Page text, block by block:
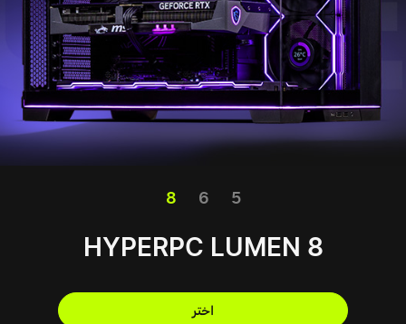
5
6
8
HYPERPC LUMEN 8
اختر